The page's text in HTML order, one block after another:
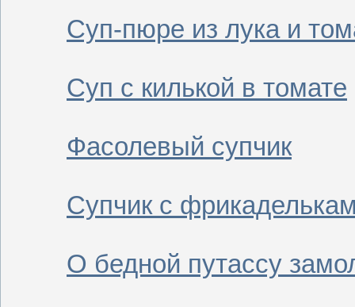
Суп-пюре из лука и
Суп с килькой в томате
Фасолевый супчик
Супчик с
О бедной путассу